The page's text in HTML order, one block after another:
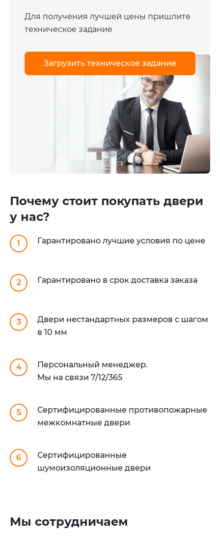
Для получения лучшей цены пришлите
техническое задание
Загрузить техническое задание
Почему стоит покупать двери
у нас?
1 Гарантировано лучшие условия по цене
2 Гарантировано в срок доставка заказа
3
Двери нестандартных размеров с шагом
в 10 мм
4
Персональный менеджер.
Мы на связи 7/12/365
5
Сертифицированные противопожарные
межкомнатные двери
6
Сертифицированные
шумоизоляционные двери
Мы сотрудничаем